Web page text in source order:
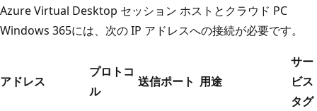
Azure Virtual Desktop セッション ホストとクラウド PC
Windows 365には、次の IP アドレスへの接続が必要です。
アドレス
プロトコ
ル
送信ポート 用途
サー
ビス
タグ